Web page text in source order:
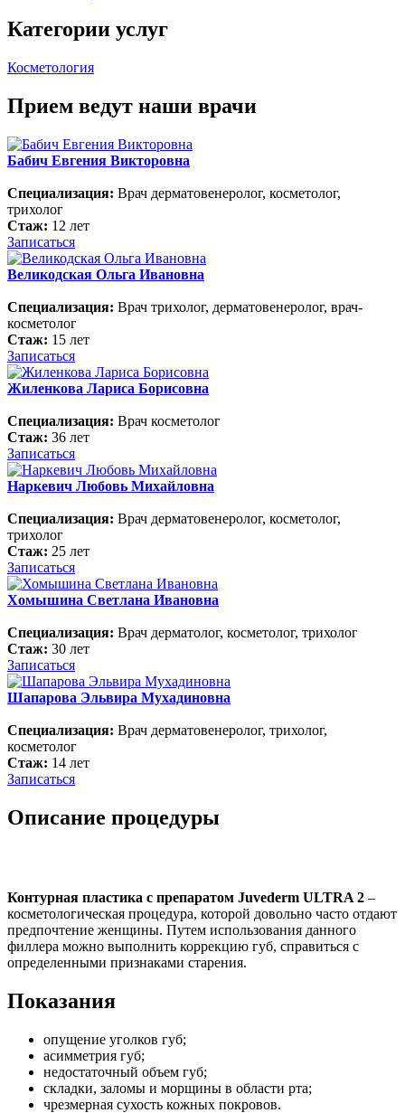
Категории услуг
Косметология
Прием ведут наши врачи
Бабич Евгения Викторовна
Специализация: Врач дерматовенеролог, косметолог,
трихолог
Стаж: 12 лет
Записаться
Великодская Ольга Ивановна
Специализация: Врач трихолог, дерматовенеролог, врач-
косметолог
Стаж: 15 лет
Записаться
Жиленкова Лариса Борисовна
Специализация: Врач косметолог
Стаж: 36 лет
Записаться
Наркевич Любовь Михайловна
Специализация: Врач дерматовенеролог, косметолог,
трихолог
Стаж: 25 лет
Записаться
Хомышина Светлана Ивановна
Специализация: Врач дерматолог, косметолог, трихолог
Стаж: 30 лет
Записаться
Шапарова Эльвира Мухадиновна
Специализация: Врач дерматовенеролог, трихолог,
косметолог
Стаж: 14 лет
Записаться
Описание процедуры
Контурная пластика с препаратом Juvederm ULTRA 2 –
косметологическая процедура, которой довольно часто отдают
предпочтение женщины. Путем использования данного
филлера можно выполнить коррекцию губ, справиться с
определенными признаками старения.
Показания
опущение уголков губ;
асимметрия губ;
недостаточный объем губ;
складки, заломы и морщины в области рта;
чрезмерная сухость кожных покровов.